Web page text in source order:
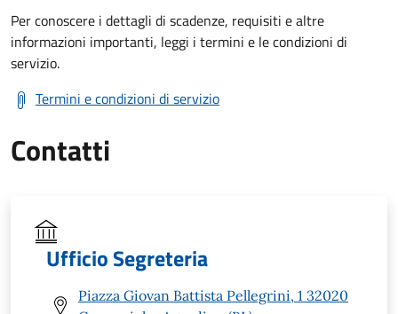
Per conoscere i dettagli di scadenze, requisiti e altre
informazioni importanti, leggi i termini e le condizioni di
servizio.
Termini e condizioni di servizio
Contatti
Ufficio Segreteria
Piazza Giovan Battista Pellegrini, 1 32020